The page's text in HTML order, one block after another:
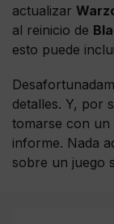
actualizar
al reinicio de
esto puede
detalles. Y, por
tomarse con un
informe. Nada
sobre un juego